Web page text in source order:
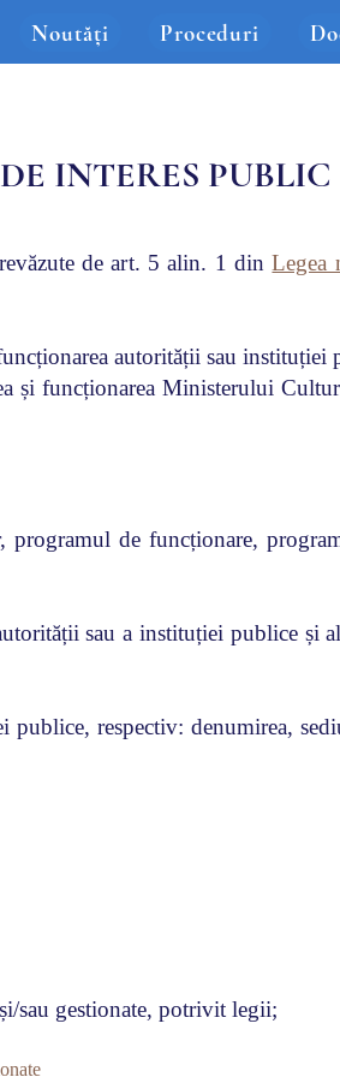
Noutăți Proceduri
INTERES PUBLIC
de art. 5 alin. 1 dinLegea
autorității sau instituției
și funcționarea Ministerului
programul de funcționare,
sau a instituției publice și
respectiv: denumirea,
sau gestionate, potrivit legii;